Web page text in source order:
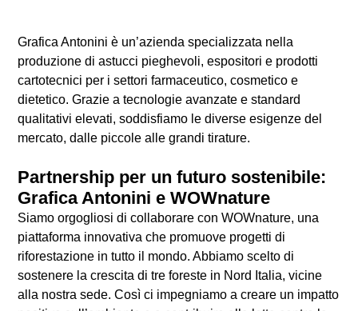
Grafica Antonini è un’azienda specializzata nella
produzione di astucci pieghevoli, espositori e prodotti
cartotecnici per i settori farmaceutico, cosmetico e
dietetico. Grazie a tecnologie avanzate e standard
qualitativi elevati, soddisfiamo le diverse esigenze del
mercato, dalle piccole alle grandi tirature.
Partnership per un futuro sostenibile:
Grafica Antonini e WOWnature
Siamo orgogliosi di collaborare con WOWnature, una
piattaforma innovativa che promuove progetti di
riforestazione in tutto il mondo. Abbiamo scelto di
sostenere la crescita di tre foreste in Nord Italia, vicine
alla nostra sede. Così ci impegniamo a creare un impatto